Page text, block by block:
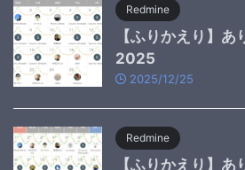
Redmine
【ふりかえり】
2025
2025/12/25
Redmine
【ふりかえり】